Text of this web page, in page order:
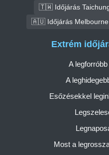
🇹🇼 Időjárás
🇦🇺 Időjárás Melbourne
Extrém
A
A
Esőzésekkel
Most a